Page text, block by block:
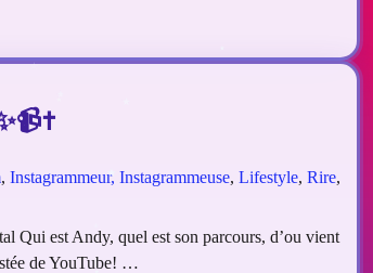
, Instagrammeur, Instagrammeuse, Lifestyle, Rire,
Qui est Andy, quel est son parcours, d’ou vient
de YouTube! …